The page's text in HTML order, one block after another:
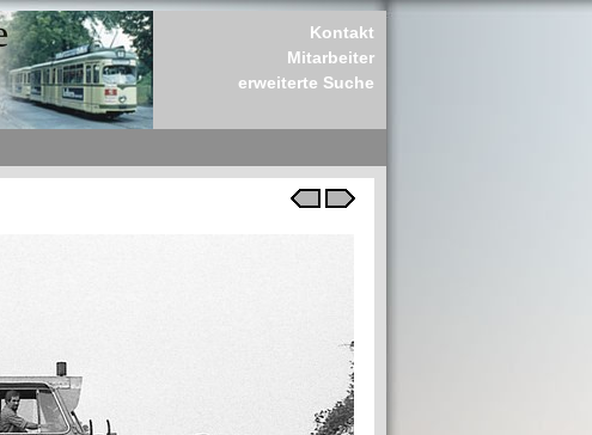
Kontakt
Mitarbeiter
erweiterte Suche